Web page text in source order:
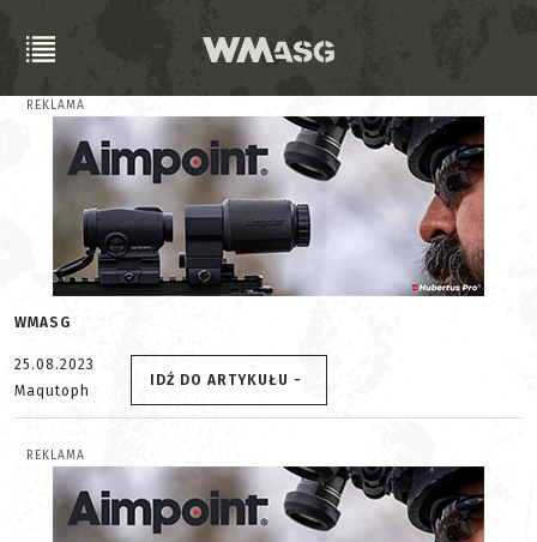
REKLAMA
WMASG
25.08.2023
Maqutoph
IDŹ DO ARTYKUŁU -
REKLAMA